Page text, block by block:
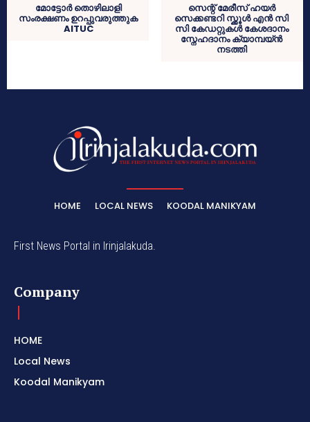
മോട്ടോർ തൊഴിലാളി
സംരക്ഷണം ഉറപ്പുവരുത്തുക
AITUC
സെന്റ് മേരീസ് ഹയർ
സെക്കണ്ടറി സ്ക്കൂൾ എൻ സി
സി കേഡറ്റുകൾ കേശദാനം
സ്നേഹദാനം ക്യാമ്പയ്ൻ
നടത്തി
HOME LOCAL NEWS KOODAL MANIKYAM
First News Portal in Irinjalakuda.
Company
HOME
Local News
Koodal Manikyam